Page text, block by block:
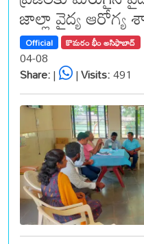
జాల్లా వైద్య
Official కొమరం భీం అసిఫాబాద్
04-08
Share:| |Visits:491